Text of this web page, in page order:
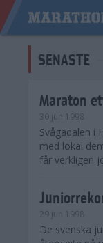
SENASTE
Maraton
30 jun 1998
Svågadalen i
med lokal
får verkligen
29 jun 1998
De svenska